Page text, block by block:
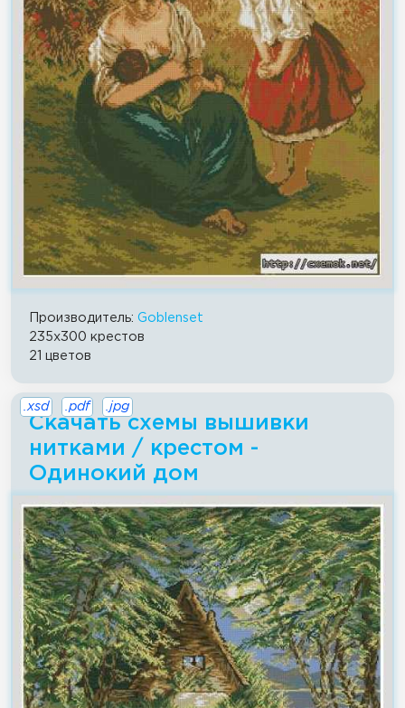
Производитель: Goblenset
235x300 крестов
21 цветов
Скачать схемы вышивки
нитками / крестом -
Одинокий дом
.xsd .pdf .jpg